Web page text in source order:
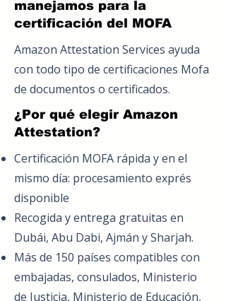
manejamos para la
certificación del MOFA
Amazon Attestation Services ayuda
con todo tipo de certificaciones Mofa
de documentos o certificados.
¿Por qué elegir Amazon
Attestation?
Certificación MOFA rápida y en el
mismo día: procesamiento exprés
disponible
Recogida y entrega gratuitas en
Dubái, Abu Dabi, Ajmán y Sharjah.
Más de 150 países compatibles con
embajadas, consulados, Ministerio
de Justicia, Ministerio de Educación,